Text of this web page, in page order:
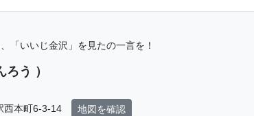
「いいじ金沢」を見たの一言を！
う ）
西本町6-3-14
地図を確認